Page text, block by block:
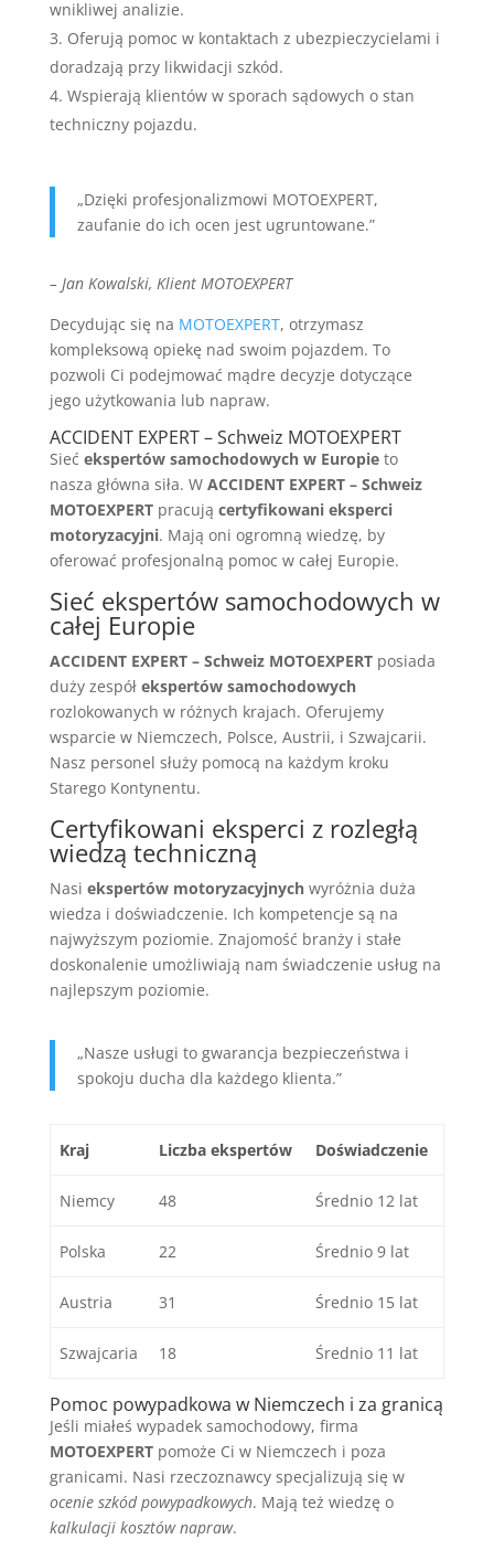
wnikliwej analizie.
Oferują pomoc w kontaktach z ubezpieczycielami i
doradzają przy likwidacji szkód.
Wspierają klientów w sporach sądowych o stan
techniczny pojazdu.
„Dzięki profesjonalizmowi MOTOEXPERT,
zaufanie do ich ocen jest ugruntowane.”
– Jan Kowalski, Klient MOTOEXPERT
Decydując się na MOTOEXPERT, otrzymasz
kompleksową opiekę nad swoim pojazdem. To
pozwoli Ci podejmować mądre decyzje dotyczące
jego użytkowania lub napraw.
ACCIDENT EXPERT – Schweiz MOTOEXPERT
Sieć ekspertów samochodowych w Europieto
nasza główna siła. W ACCIDENT EXPERT – Schweiz
MOTOEXPERTpracują certyfikowani eksperci
motoryzacyjni. Mają oni ogromną wiedzę, by
oferować profesjonalną pomoc w całej Europie.
Sieć ekspertów samochodowych w
całej Europie
ACCIDENT EXPERT – Schweiz MOTOEXPERTposiada
duży zespół ekspertów samochodowych
rozlokowanych w różnych krajach. Oferujemy
wsparcie w Niemczech, Polsce, Austrii, i Szwajcarii.
Nasz personel służy pomocą na każdym kroku
Starego Kontynentu.
Certyfikowani eksperci z rozległą
wiedzą techniczną
Nasi ekspertów motoryzacyjnychwyróżnia duża
wiedza i doświadczenie. Ich kompetencje są na
najwyższym poziomie. Znajomość branży i stałe
doskonalenie umożliwiają nam świadczenie usług na
najlepszym poziomie.
„Nasze usługi to gwarancja bezpieczeństwa i
spokoju ducha dla każdego klienta.”
Kraj Liczba ekspertów Doświadczenie
Niemcy 48 Średnio 12 lat
Polska 22 Średnio 9 lat
Austria 31 Średnio 15 lat
Szwajcaria 18 Średnio 11 lat
Pomoc powypadkowa w Niemczech i za granicą
Jeśli miałeś wypadek samochodowy, firma
MOTOEXPERTpomoże Ci w Niemczech i poza
granicami. Nasi rzeczoznawcy specjalizują się w
ocenie szkód powypadkowych. Mają też wiedzę o
kalkulacji kosztów napraw.